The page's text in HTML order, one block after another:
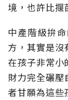
境，也許比揠
中產階級拚
方，其實是沒
在孩子非常小
財力完全碾壓
者甘願為這些